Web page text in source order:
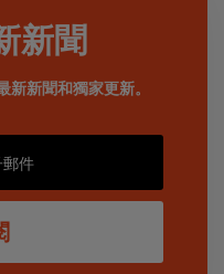
新聞
新新聞和獨家更新。